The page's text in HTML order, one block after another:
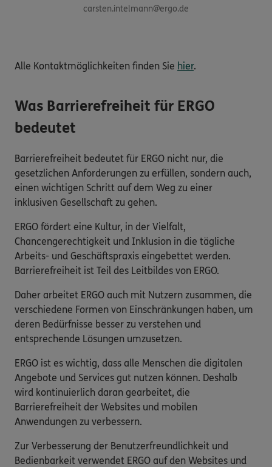
carsten.intelmann@ergo.de
Alle Kontaktmöglichkeiten finden Sie hier.
Was Barrierefreiheit für ERGO
bedeutet
Barrierefreiheit bedeutet für ERGO nicht nur, die
gesetzlichen Anforderungen zu erfüllen, sondern auch,
einen wichtigen Schritt auf dem Weg zu einer
inklusiven Gesellschaft zu gehen.
ERGO fördert eine Kultur, in der Vielfalt,
Chancengerechtigkeit und Inklusion in die tägliche
Arbeits- und Geschäftspraxis eingebettet werden.
Barrierefreiheit ist Teil des Leitbildes von ERGO.
Daher arbeitet ERGO auch mit Nutzern zusammen, die
verschiedene Formen von Einschränkungen haben, um
deren Bedürfnisse besser zu verstehen und
entsprechende Lösungen umzusetzen.
ERGO ist es wichtig, dass alle Menschen die digitalen
Angebote und Services gut nutzen können. Deshalb
wird kontinuierlich daran gearbeitet, die
Barrierefreiheit der Websites und mobilen
Anwendungen zu verbessern.
Zur Verbesserung der Benutzerfreundlichkeit und
Bedienbarkeit verwendet ERGO auf den Websites und